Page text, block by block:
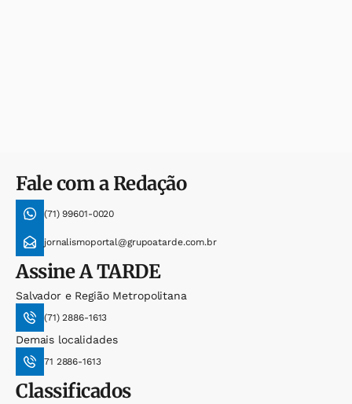
Fale com a Redação
(71) 99601-0020
jornalismoportal@grupoatarde.com.br
AssineA TARDE
Salvador e Região Metropolitana
(71) 2886-1613
Demais localidades
71 2886-1613
Classificados